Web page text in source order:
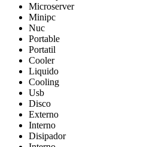
Microserver
Minipc
Nuc
Portable
Portatil
Cooler
Liquido
Cooling
Usb
Disco
Externo
Interno
Disipador